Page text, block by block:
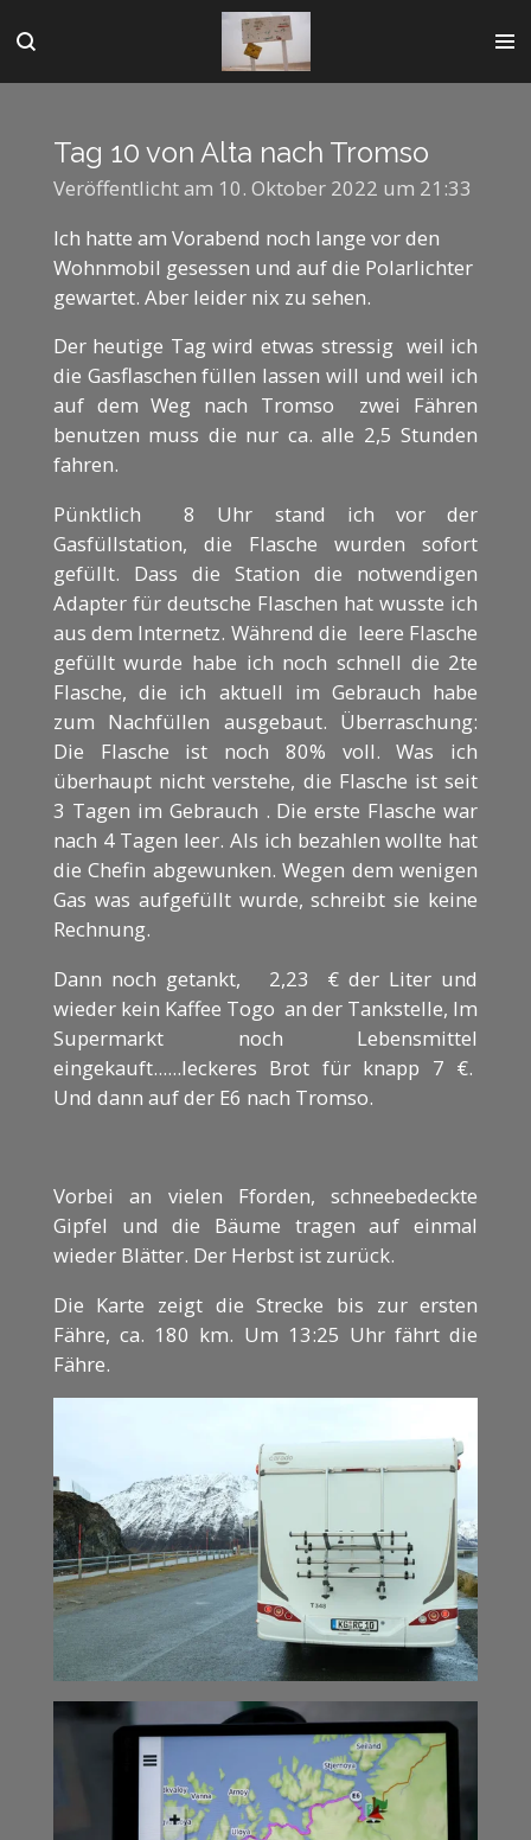
Hauptinhalt
springen
Tag 10 von Alta nach Tromso
Veröffentlicht am 10. Oktober 2022 um 21:33
Ich hatte am Vorabend noch lange vor den
Wohnmobil gesessen und auf die Polarlichter
gewartet. Aber leider nix zu sehen.
Der heutige Tag wird etwas stressig weil ich
die Gasflaschen füllen lassen will und weil ich
auf dem Weg nach Tromso zwei Fähren
benutzen muss die nur ca. alle 2,5 Stunden
fahren.
Pünktlich 8 Uhr stand ich vor der
Gasfüllstation, die Flasche wurden sofort
gefüllt. Dass die Station die notwendigen
Adapter für deutsche Flaschen hat wusste ich
aus dem Internetz. Während die leere Flasche
gefüllt wurde habe ich noch schnell die 2te
Flasche, die ich aktuell im Gebrauch habe
zum Nachfüllen ausgebaut. Überraschung:
Die Flasche ist noch 80% voll. Was ich
überhaupt nicht verstehe, die Flasche ist seit
3 Tagen im Gebrauch . Die erste Flasche war
nach 4 Tagen leer. Als ich bezahlen wollte hat
die Chefin abgewunken. Wegen dem wenigen
Gas was aufgefüllt wurde, schreibt sie keine
Rechnung.
Dann noch getankt, 2,23 € der Liter und
wieder kein Kaffee Togo an der Tankstelle, Im
Supermarkt noch Lebensmittel
eingekauft......leckeres Brot für knapp 7 €.
Und dann auf der E6 nach Tromso.
Vorbei an vielen Fforden, schneebedeckte
Gipfel und die Bäume tragen auf einmal
wieder Blätter. Der Herbst ist zurück.
Die Karte zeigt die Strecke bis zur ersten
Fähre, ca. 180 km. Um 13:25 Uhr fährt die
Fähre.